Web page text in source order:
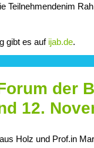
Teilnehmendenim
gibt es auf ijab.de.
der
12.
Holz und Prof.in